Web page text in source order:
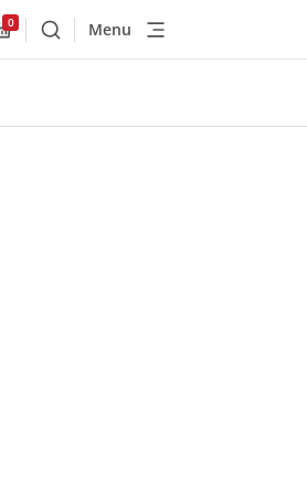
Allnex.GeneralResources.Cart
0
BuscarMenu